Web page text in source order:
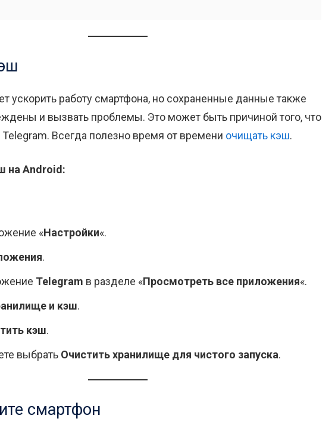
ускорить работу смартфона, но сохраненные данные также
и вызвать проблемы. Это может быть причиной того, что
Telegram. Всегда полезно время от времени очищать кэш.
на Android:
«Настройки«.
.
Telegram в разделе «Просмотреть все приложения«.
и кэш.
кэш.
выбрать Очистить хранилище для чистого запуска.
смартфон